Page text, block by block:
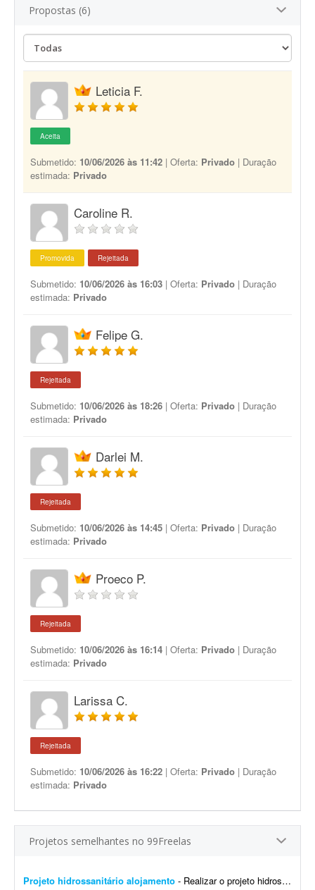
Propostas (6)
Leticia F.
Aceita
Submetido: 10/06/2026 às 11:42 | Oferta: Privado | Duração
estimada: Privado
Caroline R.
Promovida Rejeitada
Submetido: 10/06/2026 às 16:03 | Oferta: Privado | Duração
estimada: Privado
Felipe G.
Rejeitada
Submetido: 10/06/2026 às 18:26 | Oferta: Privado | Duração
estimada: Privado
Darlei M.
Rejeitada
Submetido: 10/06/2026 às 14:45 | Oferta: Privado | Duração
estimada: Privado
Proeco P.
Rejeitada
Submetido: 10/06/2026 às 16:14 | Oferta: Privado | Duração
estimada: Privado
Larissa C.
Rejeitada
Submetido: 10/06/2026 às 16:22 | Oferta: Privado | Duração
estimada: Privado
Projetos semelhantes no 99Freelas
Projeto hidrossanitário alojamento - Realizar o projeto hidrossanitário de um projeto arquitetônico a ser enviado, alojamento e todo levantamento técnico e cortes, pequeno porte.